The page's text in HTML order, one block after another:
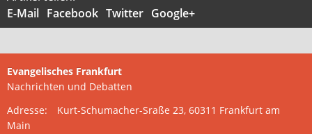
E-Mail Facebook Twitter Google+
Evangelisches Frankfurt
Nachrichten und Debatten
Adresse:
Kurt-Schumacher-Sraße 23, 60311 Frankfurt am
Main